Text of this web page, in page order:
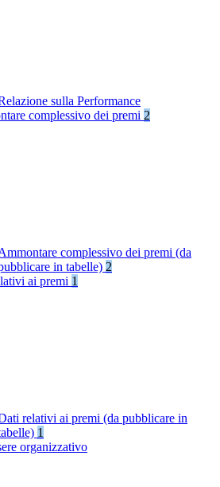
sulla Performance
complessivo dei premi 2
complessivo dei premi (da
in tabelle) 2
ai premi 1
relativi ai premi (da pubblicare in
1
organizzativo